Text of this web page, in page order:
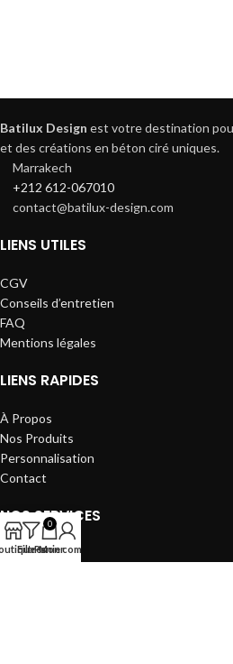
Batilux Design est votre destination
et des créations en béton ciré uniques.
Marrakech
+212 612-067010
contact@batilux-design.com
LIENS UTILES
CGV
Conseils d’entretien
FAQ
Mentions légales
LIENS RAPIDES
À Propos
Nos Produits
Personnalisation
Contact
NOS SERVICES
Béton ciré
Filtres
0
Panier
Mon compte